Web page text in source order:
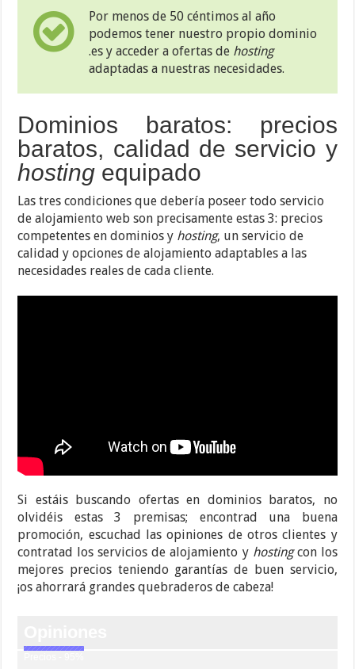
Por menos de 50 céntimos al año
podemos tener nuestro propio dominio
.es y acceder a ofertas de hosting
adaptadas a nuestras necesidades.
Dominios baratos: precios
baratos, calidad de servicio y
hosting equipado
Las tres condiciones que debería poseer todo servicio
de alojamiento web son precisamente estas 3: precios
competentes en dominios y hosting, un servicio de
calidad y opciones de alojamiento adaptables a las
necesidades reales de cada cliente.
Si estáis buscando ofertas en dominios baratos, no
olvidéis estas 3 premisas; encontrad una buena
promoción, escuchad las opiniones de otros clientes y
contratad los servicios de alojamiento y hostingcon los
mejores precios teniendo garantías de buen servicio,
¡os ahorrará grandes quebraderos de cabeza!